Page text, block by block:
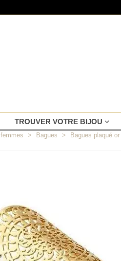
TROUVER VOTRE BIJOU
> Bagues > Bagues plaqué or